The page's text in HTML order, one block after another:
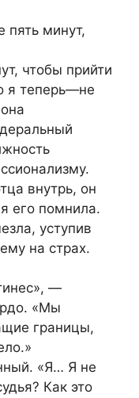
пять минут,
чтобы прийти
я теперь—не
внутрь, он
его помнила.
уступив
на страх.
—
«Мы
границы,
«Я… Я не
Как это